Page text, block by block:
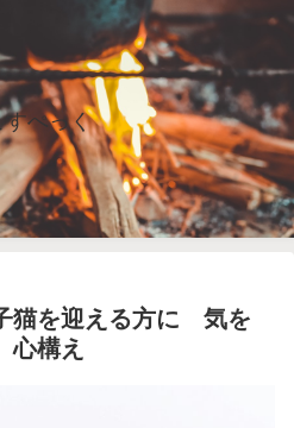
すぺっく
猫を迎える方に 気を
構え